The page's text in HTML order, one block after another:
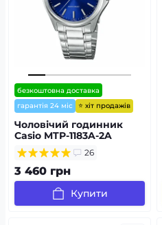
безкоштовна доставка
гарантія 24 міс
⭐ хіт продажів
Чоловічий годинник
Casio MTP-1183A-2A
26
3 460 грн
Купити